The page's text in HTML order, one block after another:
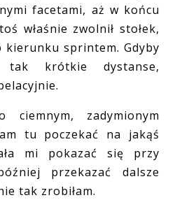
facetami, aż w końcu
właśnie zwolnił stołek,
kierunku sprintem. Gdyby
krótkie dystanse,
ciemnym, zadymionym
tu poczekać na jakąś
mi pokazać się przy
przekazać dalsze
tak zrobiłam.